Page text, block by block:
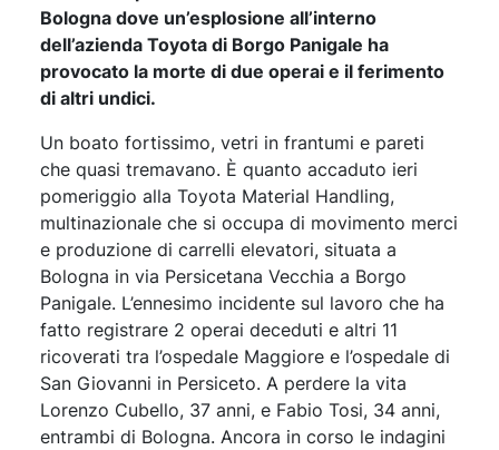
Bologna dove un’esplosione all’interno
dell’azienda Toyota di Borgo Panigale ha
provocato la morte di due operai e il ferimento
di altri undici.
Un boato fortissimo, vetri in frantumi e pareti
che quasi tremavano. È quanto accaduto ieri
pomeriggio alla Toyota Material Handling,
multinazionale che si occupa di movimento merci
e produzione di carrelli elevatori, situata a
Bologna in via Persicetana Vecchia a Borgo
Panigale. L’ennesimo incidente sul lavoro che ha
fatto registrare 2 operai deceduti e altri 11
ricoverati tra l’ospedale Maggiore e l’ospedale di
San Giovanni in Persiceto. A perdere la vita
Lorenzo Cubello, 37 anni, e Fabio Tosi, 34 anni,
entrambi di Bologna. Ancora in corso le indagini